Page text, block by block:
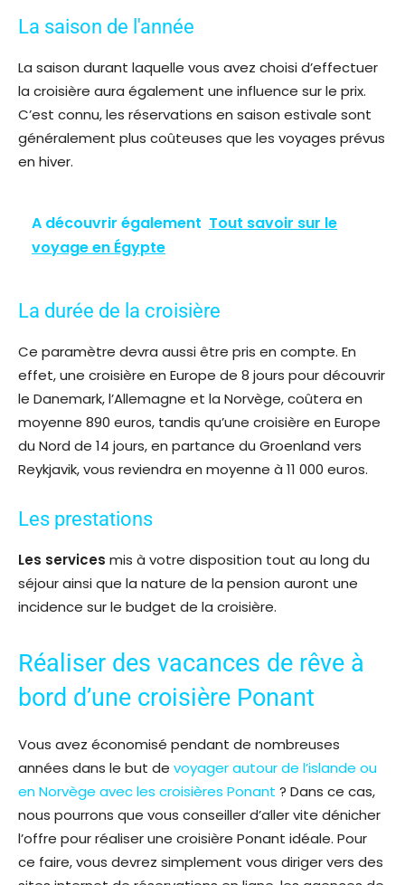
La saison de l'année
La saison durant laquelle vous avez choisi d’effectuer
la croisière aura également une influence sur le prix.
C’est connu, les réservations en saison estivale sont
généralement plus coûteuses que les voyages prévus
en hiver.
A découvrir également Tout savoir sur le
voyage en Égypte
La durée de la croisière
Ce paramètre devra aussi être pris en compte. En
effet, une croisière en Europe de 8 jours pour découvrir
le Danemark, l’Allemagne et la Norvège, coûtera en
moyenne 890 euros, tandis qu’une croisière en Europe
du Nord de 14 jours, en partance du Groenland vers
Reykjavik, vous reviendra en moyenne à 11 000 euros.
Les prestations
Les services mis à votre disposition tout au long du
séjour ainsi que la nature de la pension auront une
incidence sur le budget de la croisière.
Réaliser des vacances de rêve à
bord d’une croisière Ponant
Vous avez économisé pendant de nombreuses
années dans le but de voyager autour de l’islande ou
en Norvège avec les croisières Ponant ? Dans ce cas,
nous pourrons que vous conseiller d’aller vite dénicher
l’offre pour réaliser une croisière Ponant idéale. Pour
ce faire, vous devrez simplement vous diriger vers des